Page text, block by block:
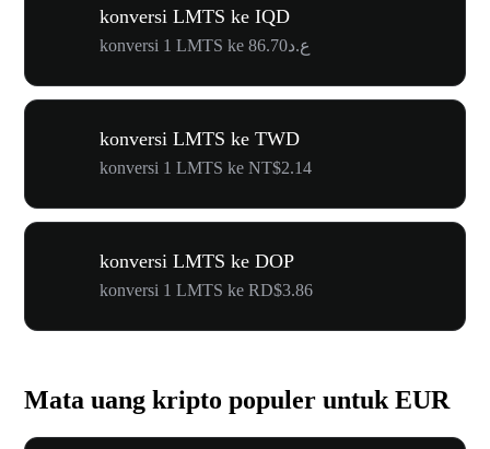
konversi LMTS ke IQD
konversi 1 LMTS ke ع.د86.70
konversi LMTS ke TWD
konversi 1 LMTS ke NT$2.14
konversi LMTS ke DOP
konversi 1 LMTS ke RD$3.86
Mata uang kripto populer untuk EUR